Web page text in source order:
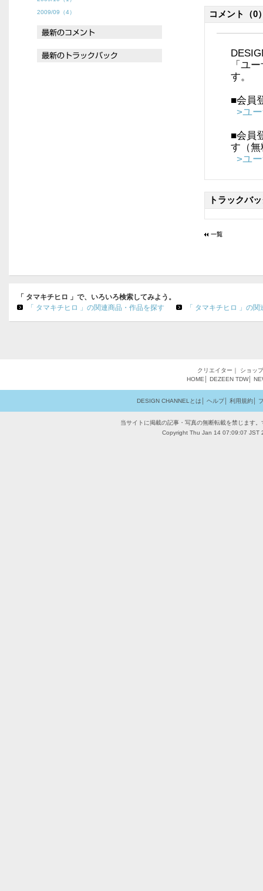
コメント （0
「ユ
す。
■会員
>ユ
■会員
す（
>ユ
トラックバ
2009/09（4）
「 タマキチヒロ 」で、いろいろ検索してみよう。
「 タマキチヒロ 」の関連商品・作品を探す
「 タマキチヒロ 」の
クリエイター ｜ ショップ
HOME
DEZEEN TDW│
DESIGN CHANNELとは ヘルプ│ 利用規約│
当サイトに掲載の記事・写真の無断転載を禁じます
Copyright Thu Jan 14 07:09:07 JST